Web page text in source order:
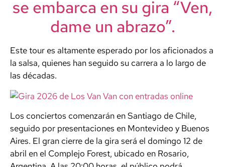
se embarca en su gira “Ven,
dame un abrazo”.
Este tour es altamente esperado por los aficionados a
la salsa, quienes han seguido su carrera a lo largo de
las décadas.
Los conciertos comenzarán en Santiago de Chile,
seguido por presentaciones en Montevideo y Buenos
Aires. El gran cierre de la gira será el domingo 12 de
abril en el Complejo Forest, ubicado en Rosario,